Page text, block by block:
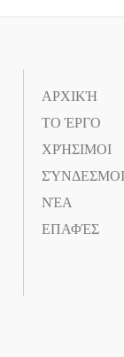
ΑΡΧΙΚΉ
ΤΟ ΈΡΓΟ
ΧΡΉΣΙΜΟΙ
ΣΎΝΔΕΣΜΟΙ
ΝΈΑ
ΕΠΑΦΈΣ